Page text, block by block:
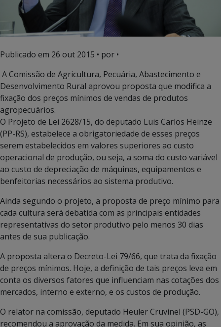
Publicado em 26 out 2015 • por •
A Comissão de Agricultura, Pecuária, Abastecimento e
Desenvolvimento Rural aprovou proposta que modifica a
fixação dos preços mínimos de vendas de produtos
agropecuários.
O Projeto de Lei 2628/15, do deputado Luis Carlos Heinze
(PP-RS), estabelece a obrigatoriedade de esses preços
serem estabelecidos em valores superiores ao custo
operacional de produção, ou seja, a soma do custo variável
ao custo de depreciação de máquinas, equipamentos e
benfeitorias necessários ao sistema produtivo.
Ainda segundo o projeto, a proposta de preço mínimo para
cada cultura será debatida com as principais entidades
representativas do setor produtivo pelo menos 30 dias
antes de sua publicação.
A proposta altera o Decreto-Lei 79/66, que trata da fixação
de preços mínimos. Hoje, a definição de tais preços leva em
conta os diversos fatores que influenciam nas cotações dos
mercados, interno e externo, e os custos de produção.
O relator na comissão, deputado Heuler Cruvinel (PSD-GO),
recomendou a aprovação da medida. Em sua opinião, as